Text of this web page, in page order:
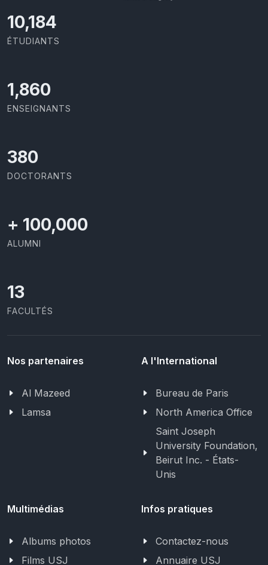
11,110
ÉTUDIANTS
2,029
ENSEIGNANTS
414
DOCTORANTS
+ 100,000
ALUMNI
13
FACULTÉS
Nos partenaires
Al Mazeed
Lamsa
A l'International
Bureau de Paris
North America Office
Saint Joseph
University Foundation,
Beirut Inc. - États-
Unis
Multimédias
Albums photos
Films USJ
Infos pratiques
Contactez-nous
Annuaire USJ